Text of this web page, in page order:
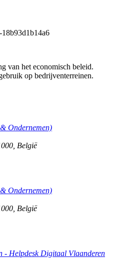
van het economisch beleid.
op bedrijventerreinen.
Ondernemen)
België
Ondernemen)
België
- Helpdesk Digitaal Vlaanderen